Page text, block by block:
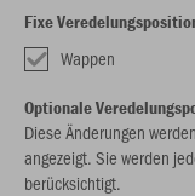
Fixe
Wappen
Optionale
Diese Änderungen
angezeigt. Sie werden
berücksichtigt.